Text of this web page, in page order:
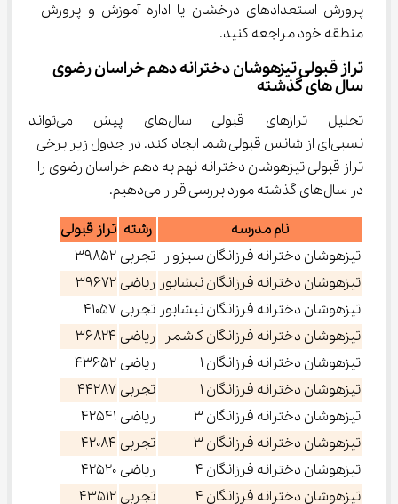
پرورش استعدادهای درخشان یا اداره آموزش و پرورش
منطقه خود مراجعه کنید.
تراز قبولی تیزهوشان دخترانه دهم خراسان رضوی
سال های گذشته
تحلیل ترازهای قبولی
نسبی‌ای از شانس قبولی شما ایجاد کند. در جدول زیر برخی
تراز قبولی تیزهوشان دخترانه نهم به دهم خراسان رضوی را
در سال‌های گذشته مورد بررسی قرار می‌دهیم.
نام مدرسه
رشته تراز قبولی
تیزهوشان دخترانه فرزانگان سبزوار تجربی 39852
تیزهوشان دخترانه فرزانگان نیشابور ریاضی 39672
تیزهوشان دخترانه فرزانگان نیشابور تجربی 41057
تیزهوشان دخترانه فرزانگان کاشمر
ریاضی 36824
تیزهوشان دخترانه فرزانگان 1
ریاضی 43652
تیزهوشان دخترانه فرزانگان 1
تجربی 44287
تیزهوشان دخترانه فرزانگان 3
ریاضی 42541
تیزهوشان دخترانه فرزانگان 3
تجربی 42084
تیزهوشان دخترانه فرزانگان 4
ریاضی 42520
تیزهوشان دخترانه فرزانگان 4
تجربی 43512